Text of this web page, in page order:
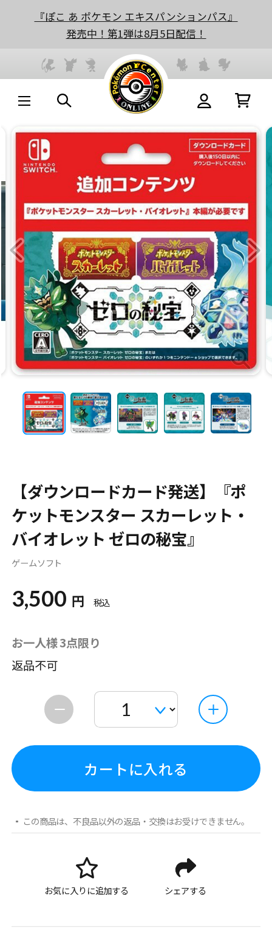
『ぽこ あ ポケモン エキスパンションパス』
発売中！第1弾は8月5日配信！
【ダウンロードカード発送】『ポ
ケットモンスター スカーレット・
バイオレット ゼロの秘宝』
ゲームソフト
3,500 円 税込
お一人様 3点限り
返品不可
カートに入れる
この商品は、不良品以外の返品・交換はお受けできません。
お気に入りに追加する シェアする